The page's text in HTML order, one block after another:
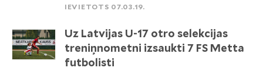
IEVIETOTS 07.03.19.
Uz Latvijas U-17 otro selekcijas
treniņnometni izsaukti 7 FS Metta
futbolisti